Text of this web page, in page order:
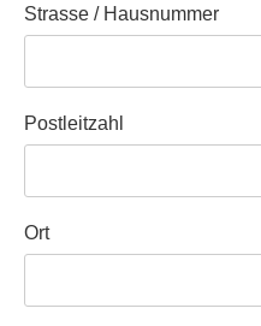
Strasse / Hausnummer
Postleitzahl
Ort